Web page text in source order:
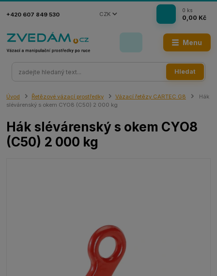
Menu
CZK
Hledat
+420 607 849 530
0 ks
0,00 Kč
Úvod Řetězové vázací prostředky Vázací řetězy CARTEC G8
Hák
slévárenský s okem CYO8 (C50) 2 000 kg
Hák slévárenský s okem CYO8
(C50) 2 000 kg